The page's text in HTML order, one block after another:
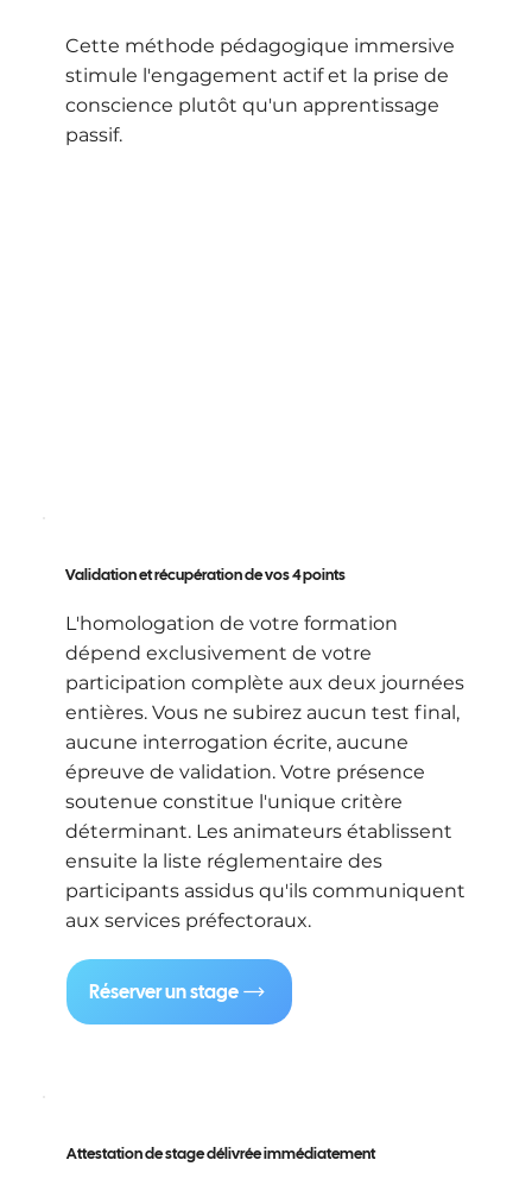
Cette méthode pédagogique immersive
stimule l'engagement actif et la prise de
conscience plutôt qu'un apprentissage
passif.
Validation et récupération de vos 4 points
L'homologation de votre formation
dépend exclusivement de votre
participation complète aux deux journées
entières. Vous ne subirez aucun test final,
aucune interrogation écrite, aucune
épreuve de validation. Votre présence
soutenue constitue l'unique critère
déterminant. Les animateurs établissent
ensuite la liste réglementaire des
participants assidus qu'ils communiquent
aux services préfectoraux.
Réserver un stage
Attestation de stage délivrée immédiatement